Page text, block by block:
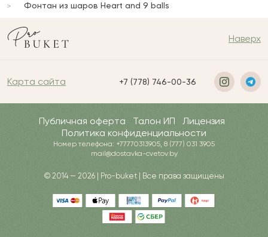
Фонтан из шаров Heart and 9 balls
Наверх
Карта сайта +7 (778) 746-00-36
Публичная оферта Талон ИП
Лицензия
Политика конфиденциальности
Номер телефона: +77770313905, 8 (777) 031 3905
mail@dostavka-cvetov.by
© 2014 — 2026 | Pro-buket | Все права защищены